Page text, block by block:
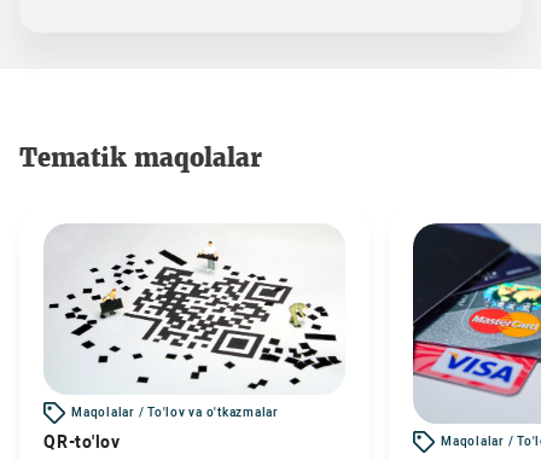
Tematik maqolalar
Maqolalar / To'lov va o'tkazmalar
QR-to'lov Maqolalar /